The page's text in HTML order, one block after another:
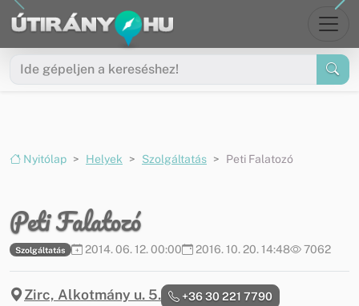
Ugrás a menüre
Ugrás a tartalomra
Nyitólap Helyek Szolgáltatás Peti Falatozó
Peti Falatozó
Szolgáltatás 2014. 06. 12. 00:00 2016. 10. 20. 14:48 7062
Zirc, Alkotmány u. 5. +36 30 221 7790